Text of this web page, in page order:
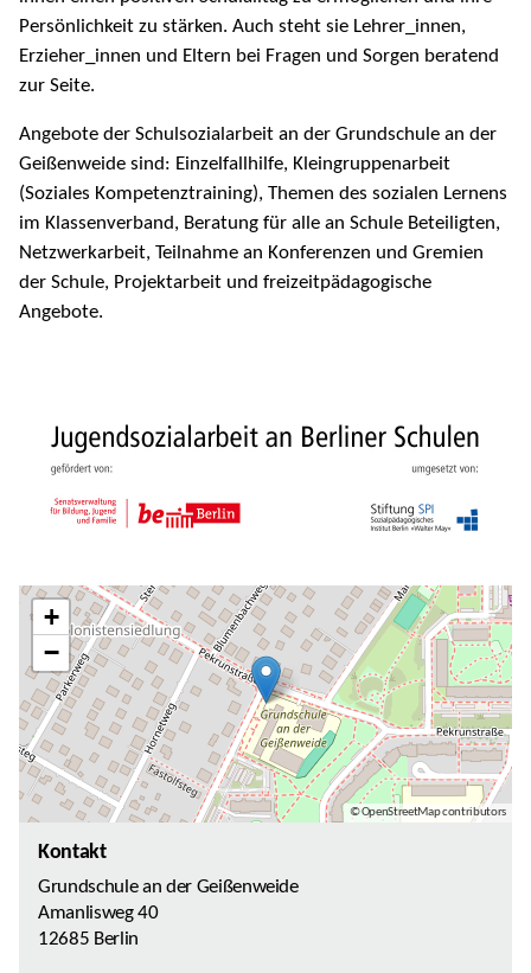
Persönlichkeit zu stärken. Auch steht sie Lehrer_innen,
Erzieher_innen und Eltern bei Fragen und Sorgen beratend
zur Seite.
Angebote der Schulsozialarbeit an der Grundschule an der
Geißenweide sind: Einzelfallhilfe, Kleingruppenarbeit
(Soziales Kompetenztraining), Themen des sozialen Lernens
im Klassenverband, Beratung für alle an Schule Beteiligten,
Netzwerkarbeit, Teilnahme an Konferenzen und Gremien
der Schule, Projektarbeit und freizeitpädagogische
Angebote.
+
−
© OpenStreetMap contributors
Kontakt
Grundschule an der Geißenweide
Amanlisweg 40
12685 Berlin